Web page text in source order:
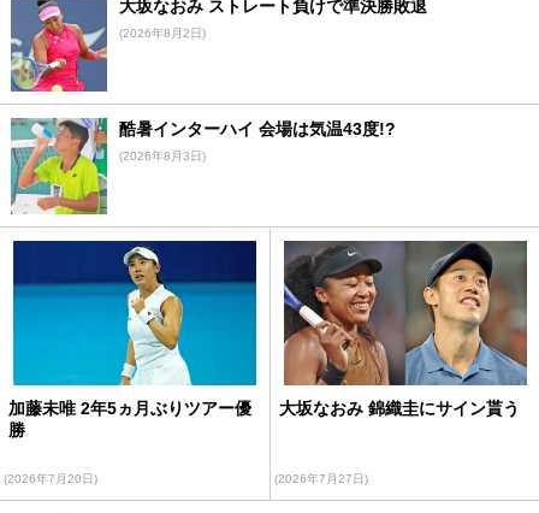
大坂なおみ ストレート負けで準決勝敗退
(2026年8月2日)
酷暑インターハイ 会場は気温43度!?
(2026年8月3日)
加藤未唯 2年5ヵ月ぶりツアー優
勝
(2026年7月20日)
大坂なおみ 錦織圭にサイン貰う
(2026年7月27日)